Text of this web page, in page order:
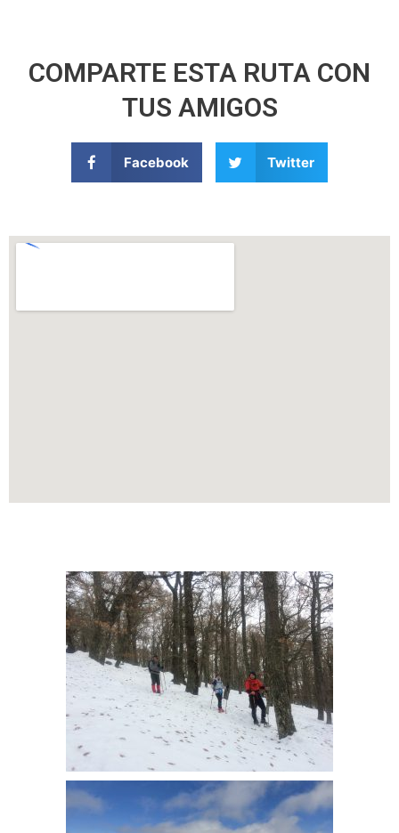
COMPARTE ESTA RUTA CON
TUS AMIGOS
Facebook Twitter